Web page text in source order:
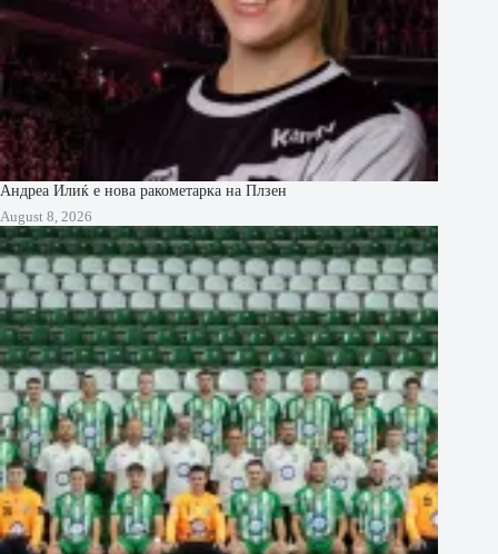
Андреа Илиќ е нова ракометарка на Плзен
August 8, 2026